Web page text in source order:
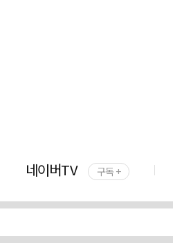
네이버TV 구독 +